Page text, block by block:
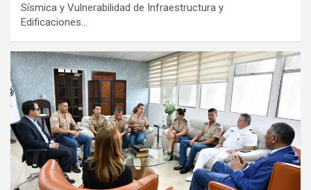
Sísmica y Vulnerabilidad de Infraestructura y
Edificaciones…